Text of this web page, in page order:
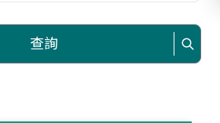
查詢